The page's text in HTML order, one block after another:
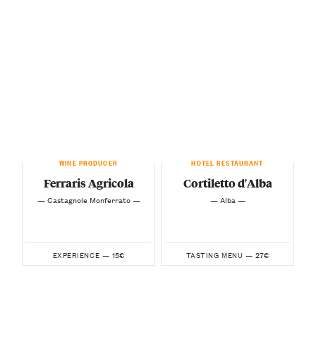
WINE PRODUCER
Ferraris Agricola
— Castagnole Monferrato —
EXPERIENCE — 15€
HOTEL RESTAURANT
Cortiletto d'Alba
— Alba —
TASTING MENU — 27€